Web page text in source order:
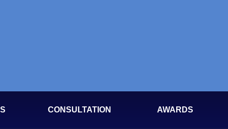
CONSULTATION AWARDS